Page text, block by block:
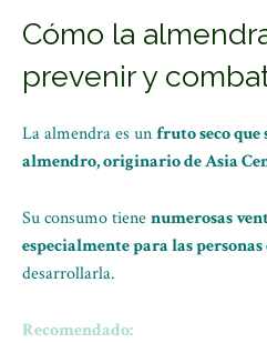
Cómo la
prevenir y
La almendra es unfruto seco que
almendro, originario de Asia
Su consumo tienenumerosas
especialmente para las
desarrollarla.
Recomendado: